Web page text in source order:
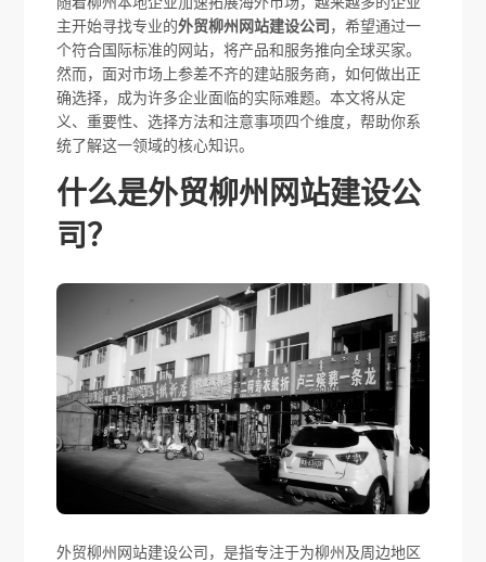
主开始寻找专业的外贸柳州网站建设公司 ，希望通过一
个符合国际标准的网站，将产品和服务推向全球买家。
然而，面对市场上参差不齐的建站服务商，如何做出正
确选择，成为许多企业面临的实际难题。本文将从定
义、重要性、选择方法和注意事项四个维度，帮助你系
统了解这一领域的核心知识。
什么是外贸柳州网站建设公
司？
外贸柳州网站建设公司，是指专注于为柳州及周边地区